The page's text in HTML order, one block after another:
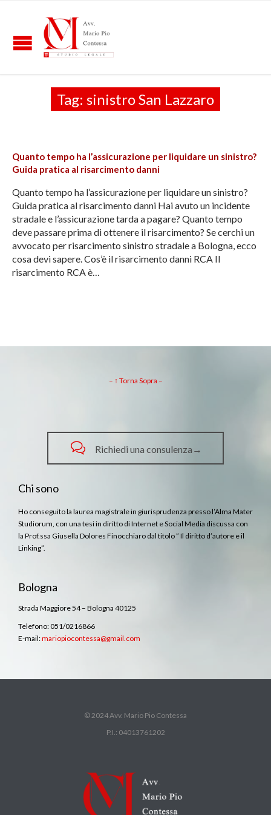
Tag: sinistro San Lazzaro
Quanto tempo ha l’assicurazione per liquidare un sinistro?
Guida pratica al risarcimento danni
Quanto tempo ha l’assicurazione per liquidare un sinistro?
Guida pratica al risarcimento danni Hai avuto un incidente
stradale e l’assicurazione tarda a pagare? Quanto tempo
deve passare prima di ottenere il risarcimento? Se cerchi un
avvocato per risarcimento sinistro stradale a Bologna, ecco
cosa devi sapere. Cos’è il risarcimento danni RCA Il
risarcimento RCA è…
– ↑ Torna Sopra –
 Richiedi una consulenza→
Chi sono
Ho conseguito la laurea magistrale in giurisprudenza presso l’Alma Mater
Studiorum, con una tesi in diritto di Internet e Social Media discussa con
la Prof.ssa Giusella Dolores Finocchiaro dal titolo ” Il diritto d’autore e il
Linking”.
Bologna
Strada Maggiore 54 – Bologna 40125
Telefono: 051/0216866
E-mail:mariopiocontessa@gmail.com
© 2024 Avv. Mario Pio Contessa
P.I.: 04013761202